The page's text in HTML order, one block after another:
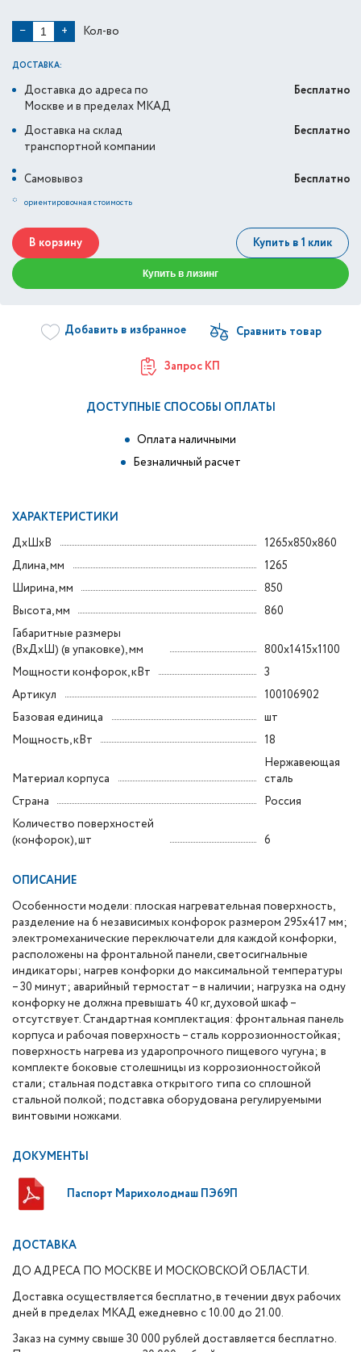
− + Кол-во
ДОСТАВКА:
Доставка до адреса по
Москве и в пределах МКАД
Бесплатно
Доставка на склад
транспортной компании
Бесплатно
Самовывоз
Бесплатно
* ориентировочная стоимость
В корзину Купить в 1 клик
Купить в лизинг
Добавить в избранное
Запрос КП
ДОСТУПНЫЕ СПОСОБЫ ОПЛАТЫ
Оплата наличными
Безналичный расчет
ХАРАКТЕРИСТИКИ
ДxШxВ
1265x850x860
Длина, мм
1265
Ширина, мм
850
Высота, мм
860
Габаритные размеры
(ВxДxШ) (в упаковке), мм
800x1415x1100
Мощности конфорок, кВт
3
Артикул
100106902
Базовая единица
шт
Мощность, кВт
18
Материал корпуса
Нержавеющая
сталь
Страна
Россия
Количество поверхностей
(конфорок), шт
6
ОПИСАНИЕ
Особенности модели: плоская нагревательная поверхность,
разделение на 6 независимых конфорок размером 295х417 мм;
электромеханические переключатели для каждой конфорки,
расположены на фронтальной панели, светосигнальные
индикаторы; нагрев конфорки до максимальной температуры
– 30 минут; аварийный термостат – в наличии; нагрузка на одну
конфорку не должна превышать 40 кг, духовой шкаф –
отсутствует. Стандартная комплектация: фронтальная панель
корпуса и рабочая поверхность – сталь коррозионностойкая;
поверхность нагрева из ударопрочного пищевого чугуна; в
комплекте боковые столешницы из коррозионностойкой
стали; стальная подставка открытого типа со сплошной
стальной полкой; подставка оборудована регулируемыми
винтовыми ножками.
ДОКУМЕНТЫ
Паспорт Марихолодмаш ПЭ69П
ДОСТАВКА
ДО АДРЕСА ПО МОСКВЕ И МОСКОВСКОЙ ОБЛАСТИ.
Доставка осуществляется бесплатно, в течении двух рабочих
дней в пределах МКАД ежедневно с 10.00 до 21.00.
Заказ на сумму свыше 30 000 рублей доставляется бесплатно.